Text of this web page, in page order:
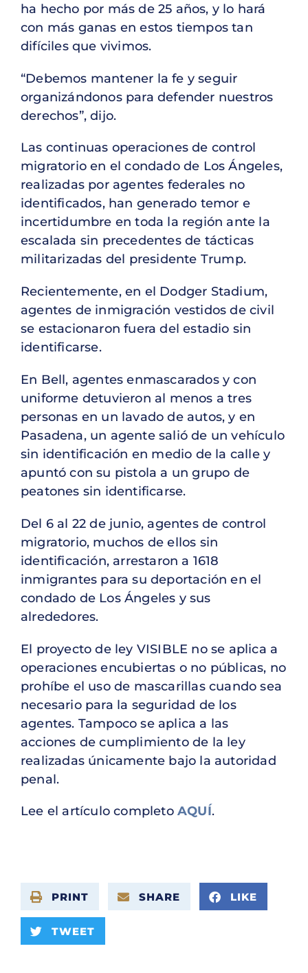
ha hecho por más de 25 años, y lo hará
con más ganas en estos tiempos tan
difíciles que vivimos.
“Debemos mantener la fe y seguir
organizándonos para defender nuestros
derechos”, dijo.
Las continuas operaciones de control
migratorio en el condado de Los Ángeles,
realizadas por agentes federales no
identificados, han generado temor e
incertidumbre en toda la región ante la
escalada sin precedentes de tácticas
militarizadas del presidente Trump.
Recientemente, en el Dodger Stadium,
agentes de inmigración vestidos de civil
se estacionaron fuera del estadio sin
identificarse.
En Bell, agentes enmascarados y con
uniforme detuvieron al menos a tres
personas en un lavado de autos, y en
Pasadena, un agente salió de un vehículo
sin identificación en medio de la calle y
apuntó con su pistola a un grupo de
peatones sin identificarse.
Del 6 al 22 de junio, agentes de control
migratorio, muchos de ellos sin
identificación, arrestaron a 1618
inmigrantes para su deportación en el
condado de Los Ángeles y sus
alrededores.
El proyecto de ley VISIBLE no se aplica a
operaciones encubiertas o no públicas, no
prohíbe el uso de mascarillas cuando sea
necesario para la seguridad de los
agentes. Tampoco se aplica a las
acciones de cumplimiento de la ley
realizadas únicamente bajo la autoridad
penal.
Lee el artículo completo AQUÍ.
PRINT SHARE LIKE
TWEET